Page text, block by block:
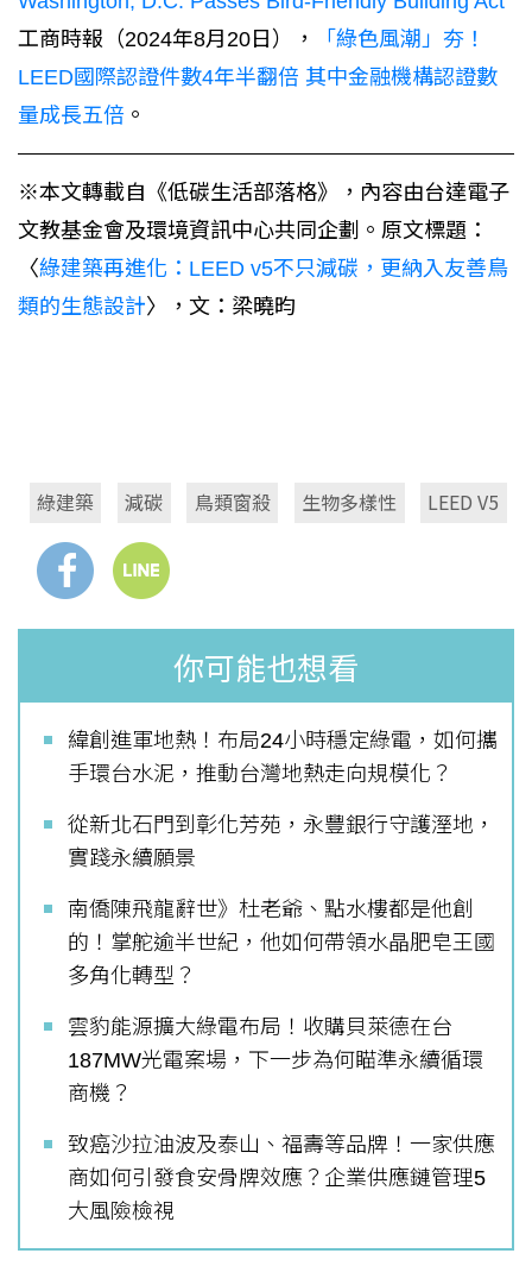
工商時報（2024年8月20日），
「綠色風潮」夯！
LEED國際認證件數4年半翻倍 其中金融機構認證數
量成長五倍 。
※本文轉載自《低碳生活部落格》，內容由台達電子
文教基金會及環境資訊中心共同企劃。原文標題：
〈綠建築再進化：LEED v5不只減碳，更納入友善鳥
類的生態設計〉，文：梁曉昀
綠建築 減碳 鳥類窗殺 生物多樣性 LEED V5
你可能也想看
緯創進軍地熱！布局24小時穩定綠電，如何攜
手環台水泥，推動台灣地熱走向規模化？
從新北石門到彰化芳苑，永豐銀行守護溼地，
實踐永續願景
南僑陳飛龍辭世》杜老爺、點水樓都是他創
的！掌舵逾半世紀，他如何帶領水晶肥皂王國
多角化轉型？
雲豹能源擴大綠電布局！收購貝萊德在台
187MW光電案場，下一步為何瞄準永續循環
商機？
致癌沙拉油波及泰山、福壽等品牌！一家供應
商如何引發食安骨牌效應？企業供應鏈管理5
大風險檢視